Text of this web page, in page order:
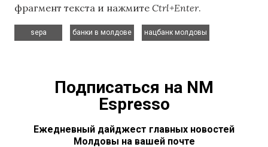
фрагмент текста и нажмите Ctrl+Enter.
sepa
банки в молдове
нацбанк молдовы
Подписаться на NM
Espresso
Ежедневный дайджест главных новостей
Молдовы на вашей почте